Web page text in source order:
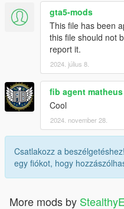
-Los Santos County Fire
Thank you for downloading!
-Do not claim as your own
-Non-commercial use
Changelogs:
1.0.0 (7/7/2024)
Initial Release
1.1.0 (11/8/2024)
Added Medic 97, 297
Added Tender 7897
Added Rescue Ambulance
gta5-mods
This file has been
this file should not
report it.
2024. július 8.
fib agent matheus
Cool
2024. november 28.
Csatlakozz a beszélgetéshez!
egy fiókot, hogy
More mods by